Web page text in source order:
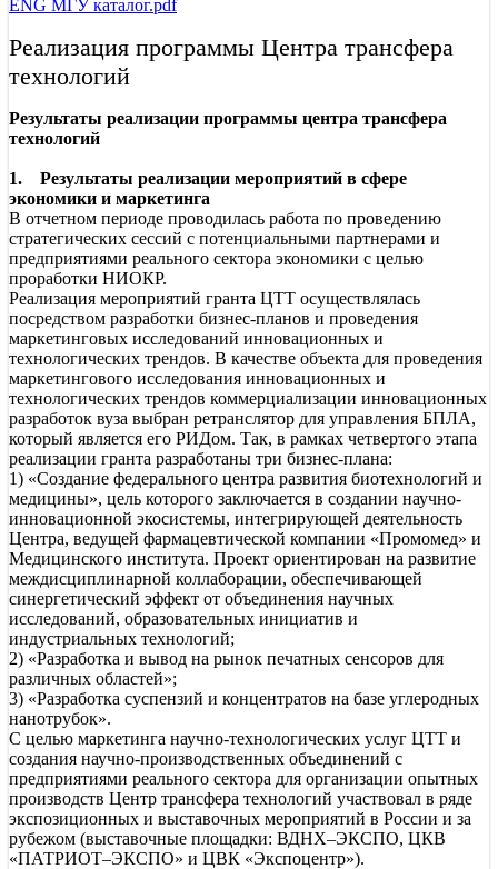
ENG МГУ каталог.pdf
Реализация программы Центра трансфера
технологий
Результаты реализации программы центра трансфера
технологий
1. Результаты реализации мероприятий в сфере
экономики и маркетинга
В отчетном периоде проводилась работа по проведению
стратегических сессий с потенциальными партнерами и
предприятиями реального сектора экономики с целью
проработки НИОКР.
Реализация мероприятий гранта ЦТТ осуществлялась
посредством разработки бизнес-планов и проведения
маркетинговых исследований инновационных и
технологических трендов. В качестве объекта для проведения
маркетингового исследования инновационных и
технологических трендов коммерциализации инновационных
разработок вуза выбран ретранслятор для управления БПЛА,
который является его РИДом. Так, в рамках четвертого этапа
реализации гранта разработаны три бизнес-плана:
1) «Создание федерального центра развития биотехнологий и
медицины», цель которого заключается в создании научно-
инновационной экосистемы, интегрирующей деятельность
Центра, ведущей фармацевтической компании «Промомед» и
Медицинского института. Проект ориентирован на развитие
междисциплинарной коллаборации, обеспечивающей
синергетический эффект от объединения научных
исследований, образовательных инициатив и
индустриальных технологий;
2) «Разработка и вывод на рынок печатных сенсоров для
различных областей»;
3) «Разработка суспензий и концентратов на базе углеродных
нанотрубок».
С целью маркетинга научно-технологических услуг ЦТТ и
создания научно-производственных объединений с
предприятиями реального сектора для организации опытных
производств Центр трансфера технологий участвовал в ряде
экспозиционных и выставочных мероприятий в России и за
рубежом (выставочные площадки: ВДНХ–ЭКСПО, ЦКВ
«ПАТРИОТ–ЭКСПО» и ЦВК «Экспоцентр»).